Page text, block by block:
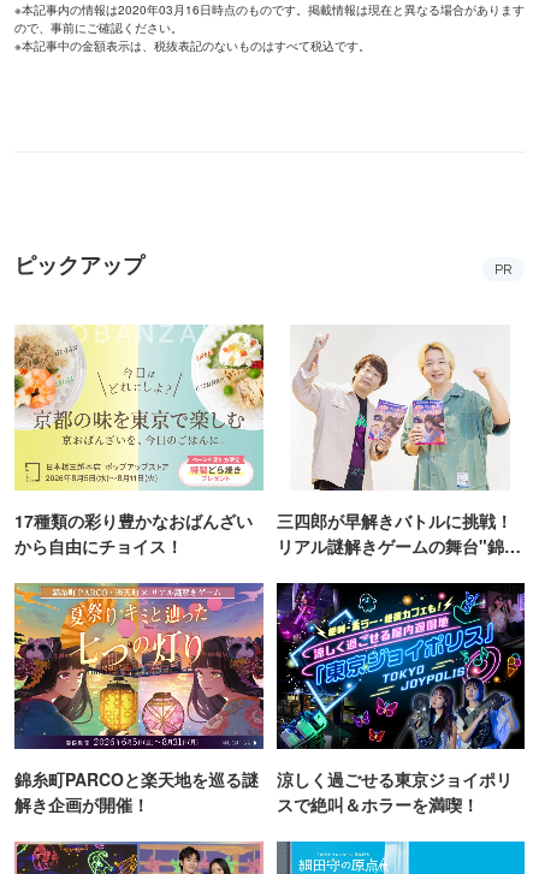
※本記事内の情報は2020年03月16日時点のものです。掲載情報は現在と異なる場合があります
ので、事前にご確認ください。
※本記事中の金額表示は、税抜表記のないものはすべて税込です。
ピックアップ PR
17種類の彩り豊かなおばんざい
から自由にチョイス！
三四郎が早解きバトルに挑戦！
リアル謎解きゲームの舞台"錦糸
錦糸町PARCOと楽天地を巡る謎
解き企画が開催！
涼しく過ごせる東京ジョイポリ
スで絶叫＆ホラーを満喫！